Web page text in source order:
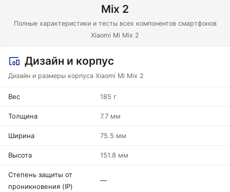
Mix 2
Полные характеристики и тесты всех компонентов смартфонов
Xiaomi Mi Mix 2
Дизайн и корпус
Дизайн и размеры корпуса Xiaomi Mi Mix 2
Вес 185 г
Толщина 7.7 мм
Ширина 75.5 мм
Высота 151.8 мм
Степень защиты от
проникновения (IP)
—